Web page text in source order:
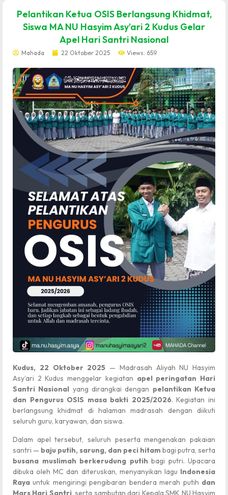
Pelantikan Ketua OSIS Berlangsung Khidmat,
Siswa MA NU Hasyim Asy’ari 2 Kudus Gelar
Apel Hari Santri Nasional
Mahada 22 Oktober 2025 Views: 659
Kudus, 22 Oktober 2025 — Madrasah Aliyah NU Hasyim
Asy’ari 2 Kudus menggelar kegiatan apel peringatan Hari
Santri Nasional yang dirangkai dengan pelantikan Ketua
dan Pengurus OSIS masa bakti 2025/2026. Kegiatan ini
berlangsung khidmat di halaman madrasah dengan diikuti
seluruh guru, karyawan, dan siswa.
Dalam apel tersebut, seluruh peserta mengenakan pakaian
santri — baju putih, sarung, dan peci hitam bagi putra, serta
busana muslimah berkerudung putih bagi putri. Upacara
dibuka oleh MC dan diteruskan, menyanyikan lagu Indonesia
Rayauntuk mengiringi pengibaran bendera merah putih dan
Mars Hari Santri, serta sambutan dari Kepala SMK NU Hasyim